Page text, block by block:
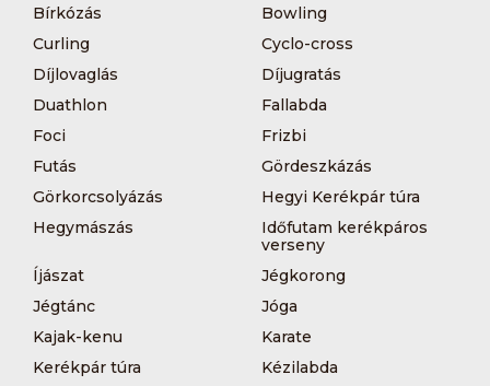
Bírkózás
Bowling
Curling
Cyclo-cross
Díjlovaglás
Díjugratás
Duathlon
Fallabda
Foci
Frizbi
Futás
Gördeszkázás
Görkorcsolyázás
Hegyi Kerékpár túra
Hegymászás
Időfutam kerékpáros
verseny
Íjászat
Jégkorong
Jégtánc
Jóga
Kajak-kenu
Karate
Kerékpár túra
Kézilabda